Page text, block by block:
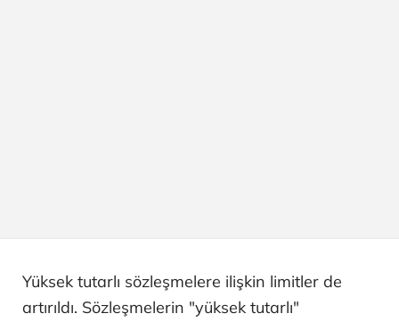
Yüksek tutarlı sözleşmelere ilişkin limitler de
artırıldı. Sözleşmelerin "yüksek tutarlı"